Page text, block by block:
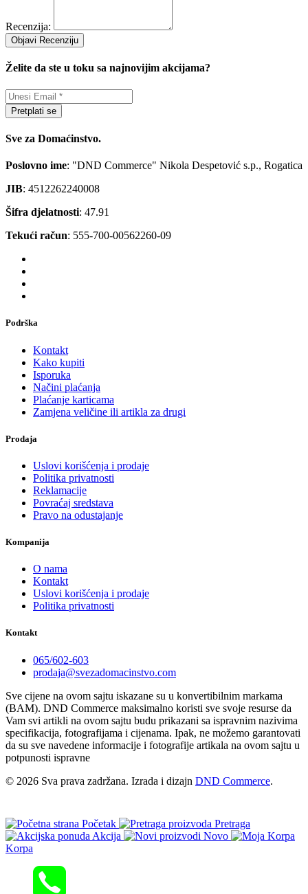
Recenzija:
Objavi Recenziju
Želite da ste u toku sa najnovijim akcijama?
Pretplati se
Sve za Domaćinstvo.
Poslovno ime: "DND Commerce" Nikola Despetović s.p., Rogatica
JIB: 4512262240008
Šifra djelatnosti: 47.91
Tekući račun: 555-700-00562260-09
Podrška
Kontakt
Kako kupiti
Isporuka
Načini plaćanja
Plaćanje karticama
Zamjena veličine ili artikla za drugi
Prodaja
Uslovi korišćenja i prodaje
Politika privatnosti
Reklamacije
Povraćaj sredstava
Pravo na odustajanje
Kompanija
O nama
Kontakt
Uslovi korišćenja i prodaje
Politika privatnosti
Kontakt
065/602-603
prodaja@svezadomacinstvo.com
Sve cijene na ovom sajtu iskazane su u konvertibilnim markama
(BAM). DND Commerce maksimalno koristi sve svoje resurse da
Vam svi artikli na ovom sajtu budu prikazani sa ispravnim nazivima
specifikacija, fotografijama i cijenama. Ipak, ne možemo garantovati
da su sve navedene informacije i fotografije artikala na ovom sajtu u
potpunosti ispravne
© 2026 Sva prava zadržana. Izrada i dizajn DND Commerce.
Početak
Pretraga
Akcija
Novo
Korpa